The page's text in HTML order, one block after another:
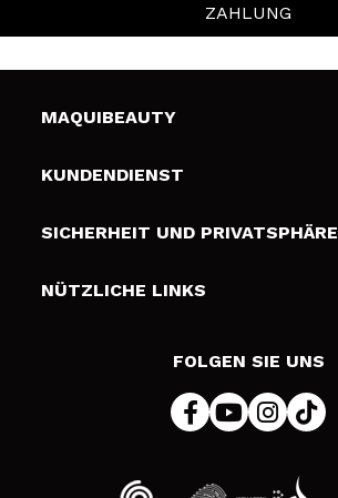
ZAHLUNG
MAQUIBEAUTY
Über uns
Geschenkkarten
KUNDENDIENST
Liefer- und Versandkosten
Zahlung
SICHERHEIT UND PRIVATSPHÄRE
Bedingungen und Datenschutz
NÜTZLICHE LINKS
FOLGEN SIE UNS